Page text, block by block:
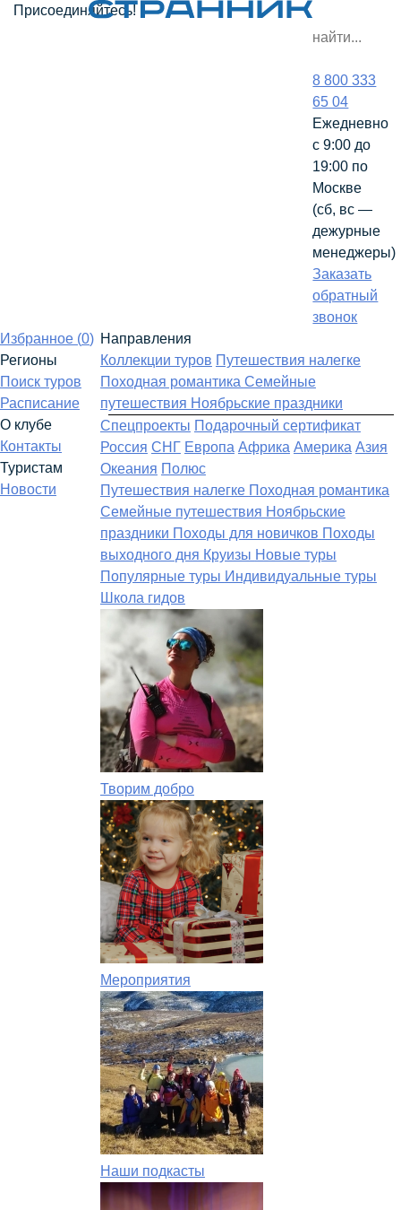
Присоединяйтесь!
8 800 333
65 04
Ежедневно
с 9:00 до
19:00 по
Москве
(сб, вс —
дежурные
менеджеры)
Заказать
обратный
звонок
Избранное (0)
Регионы
Поиск туров
Расписание
О клубе
Контакты
Туристам
Новости
Направления
Коллекции туров Путешествия налегке
Походная романтика Семейные
путешествия Ноябрьские праздники
Спецпроекты Подарочный сертификат
Россия СНГ Европа Африка Америка Азия
Океания Полюс
Путешествия налегке Походная романтика
Семейные путешествия Ноябрьские
праздники Походы для новичков Походы
выходного дня Круизы Новые туры
Популярные туры Индивидуальные туры
Школа гидов
Творим добро
Мероприятия
Наши подкасты